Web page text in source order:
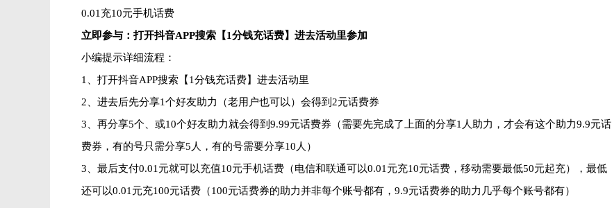
0.01充10元手机话费
立即参与：打开抖音APP搜索【1分钱充话费】进去活动里参加
小编提示详细流程：
1、打开抖音APP搜索【1分钱充话费】进去活动里
2、进去后先分享1个好友助力（老用户也可以）会得到2元话费券
3、再分享5个、或10个好友助力就会得到9.99元话费券（需要先完成了上面的分享1人助力，才会有这个助力9.9元话
费券，有的号只需分享5人，有的号需要分享10人）
3、最后支付0.01元就可以充值10元手机话费（电信和联通可以0.01元充10元话费，移动需要最低50元起充），最低
还可以0.01元充100元话费（100元话费券的助力并非每个账号都有，9.9元话费券的助力几乎每个账号都有）